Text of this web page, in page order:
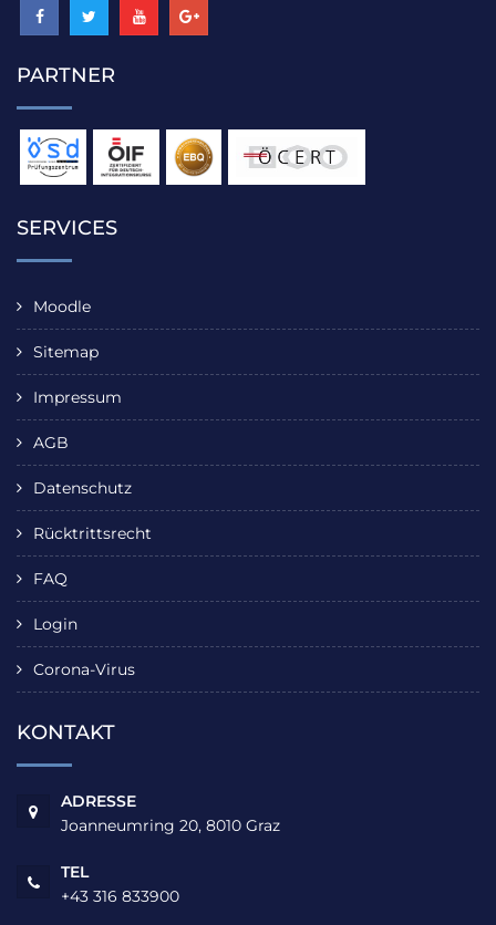
PARTNER
SERVICES
Moodle
Sitemap
Impressum
AGB
Datenschutz
Rücktrittsrecht
FAQ
Login
Corona-Virus
KONTAKT
ADRESSE
Joanneumring 20, 8010 Graz
TEL
+43 316 833900